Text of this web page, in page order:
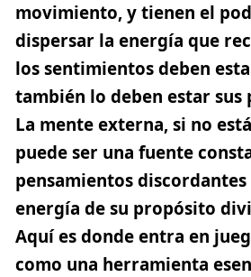
movimiento, y tienen el
dispersar la energía que
los sentimientos deben
también lo deben estar sus
La mente externa, si no
puede ser una fuente
pensamientos
energía de su propósito
Aquí es donde entra en
como una herramienta